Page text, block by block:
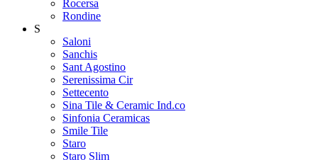
Rocersa
Rondine
S
Saloni
Sanchis
Sant Agostino
Serenissima Cir
Settecento
Sina Tile & Ceramic Ind.co
Sinfonia Ceramicas
Smile Tile
Staro
Staro Slim